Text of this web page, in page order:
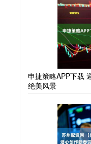
申捷策略APP下载
绝美风景